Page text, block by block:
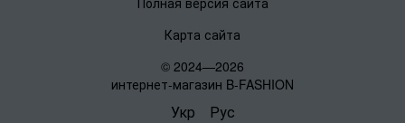
Карта сайта
© 2024—2026
интернет-магазин B-FASHION
Укр Рус